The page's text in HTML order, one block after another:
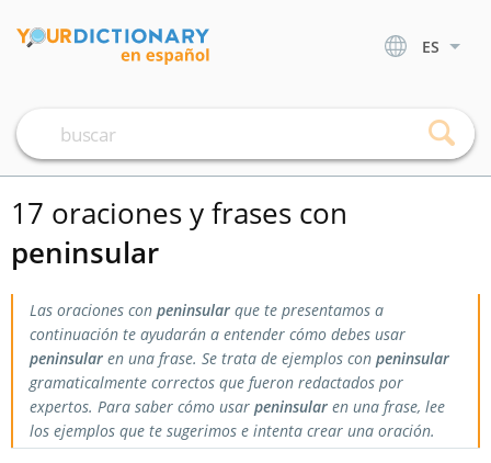
ES
17 oraciones y frases con
peninsular
Las oraciones con peninsular que te presentamos a
continuación te ayudarán a entender cómo debes usar
peninsular en una frase. Se trata de ejemplos con peninsular
gramaticalmente correctos que fueron redactados por
expertos. Para saber cómo usar peninsular en una frase, lee
los ejemplos que te sugerimos e intenta crear una oración.